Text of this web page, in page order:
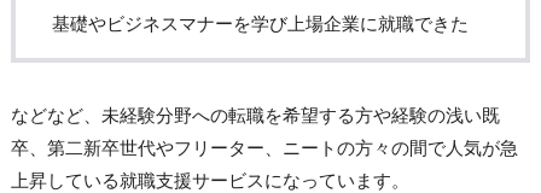
基礎やビジネスマナーを学び上場企業に就職できた
などなど、未経験分野への転職を希望する方や経験の浅い既
卒、第二新卒世代やフリーター、ニートの方々の間で人気が急
上昇している就職支援サービスになっています。